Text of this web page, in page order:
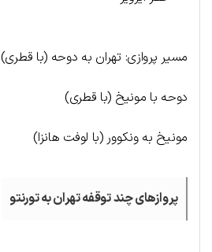
مسیر پروازی: تهران به دوحه (با قطری)
دوحه با مونیخ (با قطری)
مونیخ به ونکوور (با لوفت هانزا)
پروازهای چند توقفه تهران به تورنتو